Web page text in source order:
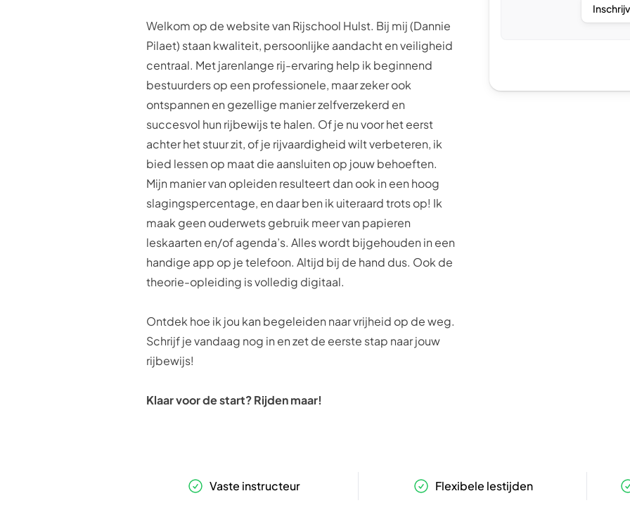
Welkom op de website van Rijschool Hulst. Bij mij (Dannie
Pilaet) staan kwaliteit, persoonlijke aandacht en veiligheid
centraal. Met jarenlange rij-ervaring help ik beginnend
bestuurders op een professionele, maar zeker ook
ontspannen en gezellige manier zelfverzekerd en
succesvol hun rijbewijs te halen. Of je nu voor het eerst
achter het stuur zit, of je rijvaardigheid wilt verbeteren, ik
bied lessen op maat die aansluiten op jouw behoeften.
Mijn manier van opleiden resulteert dan ook in een hoog
slagingspercentage, en daar ben ik uiteraard trots op! Ik
maak geen ouderwets gebruik meer van papieren
leskaarten en/of agenda’s. Alles wordt bijgehouden in een
handige app op je telefoon. Altijd bij de hand dus. Ook de
theorie-opleiding is volledig digitaal.
Ontdek hoe ik jou kan begeleiden naar vrijheid op de weg.
Schrijf je vandaag nog in en zet de eerste stap naar jouw
rijbewijs!
Klaar voor de start? Rijden maar!
Vaste instructeur Flexibele lestijden